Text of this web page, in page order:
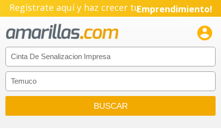
Regístrate aquí y haz crecer tuEmprendimiento!
